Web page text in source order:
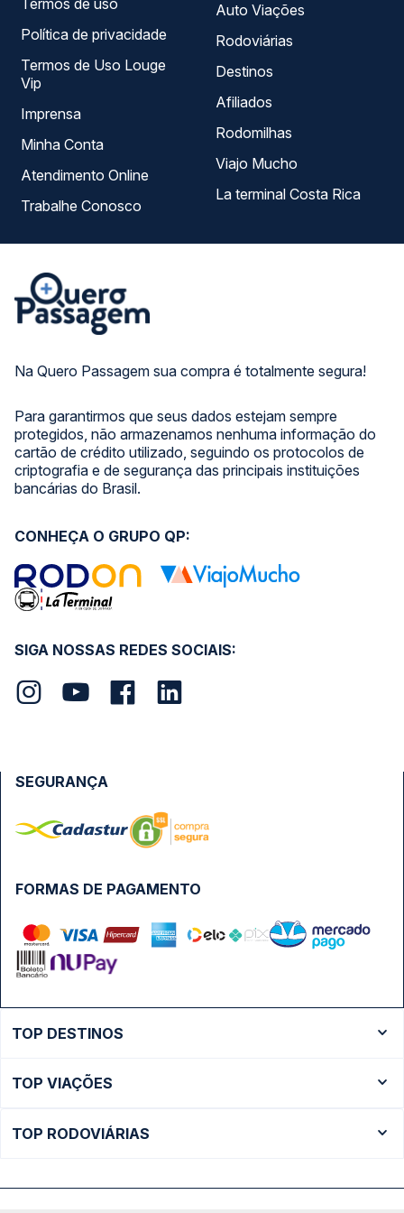
Na Quero Passagem sua compra é totalmente segura!
Para garantirmos que seus dados estejam sempre
protegidos, não armazenamos nenhuma informação do
cartão de crédito utilizado, seguindo os protocolos de
criptografia e de segurança das principais instituições
bancárias do Brasil.
Política de privacidade
Termos de Uso Louge
Vip
Imprensa
Minha Conta
Atendimento Online
Trabalhe Conosco
Auto Viações
Rodoviárias
Destinos
Afiliados
Rodomilhas
Viajo Mucho
La terminal Costa Rica
SIGA NOSSAS REDES SOCIAIS:
CONHEÇA O GRUPO QP:
FORMAS DE PAGAMENTO
SEGURANÇA
TOP DESTINOS
Ônibus São Paulo
TOP VIAÇÕES
TOP RODOVIÁRIAS